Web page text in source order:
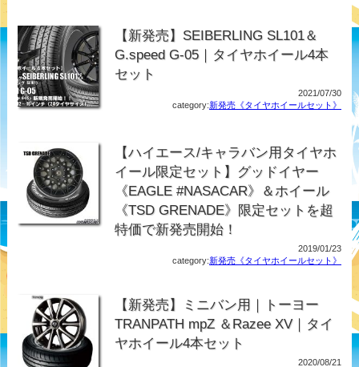
【新発売】SEIBERLING SL101＆
G.speed G-05｜タイヤホイール4本
セット
2021/07/30
category:新発売《タイヤホイールセット》
【ハイエース/キャラバン用タイヤホ
イール限定セット】グッドイヤー
《EAGLE #NASACAR》＆ホイール
《TSD GRENADE》限定セットを超
特価で新発売開始！
2019/01/23
category:新発売《タイヤホイールセット》
【新発売】ミニバン用｜トーヨー
TRANPATH mpZ ＆Razee XV｜タイ
ヤホイール4本セット
2020/08/21